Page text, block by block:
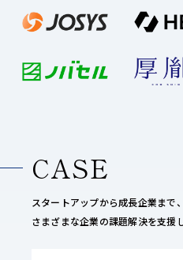
CASE
スタートアップから成長企業まで、
さまざまな企業の課題解決を支援